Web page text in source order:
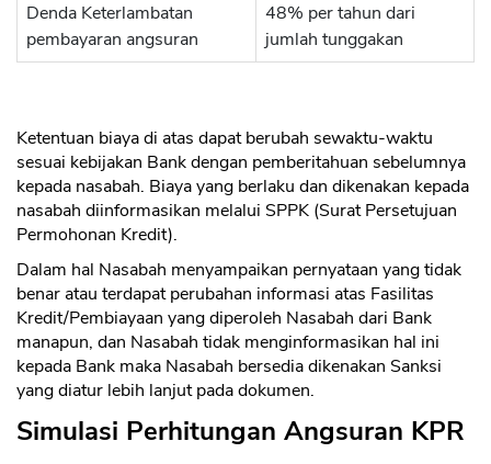
Denda Keterlambatan
pembayaran angsuran
48% per tahun dari
jumlah tunggakan
Ketentuan biaya di atas dapat berubah sewaktu-waktu
sesuai kebijakan Bank dengan pemberitahuan sebelumnya
kepada nasabah. Biaya yang berlaku dan dikenakan kepada
nasabah diinformasikan melalui SPPK (Surat Persetujuan
Permohonan Kredit).
Dalam hal Nasabah menyampaikan pernyataan yang tidak
benar atau terdapat perubahan informasi atas Fasilitas
Kredit/Pembiayaan yang diperoleh Nasabah dari Bank
manapun, dan Nasabah tidak menginformasikan hal ini
kepada Bank maka Nasabah bersedia dikenakan Sanksi
yang diatur lebih lanjut pada dokumen.
Simulasi Perhitungan Angsuran KPR